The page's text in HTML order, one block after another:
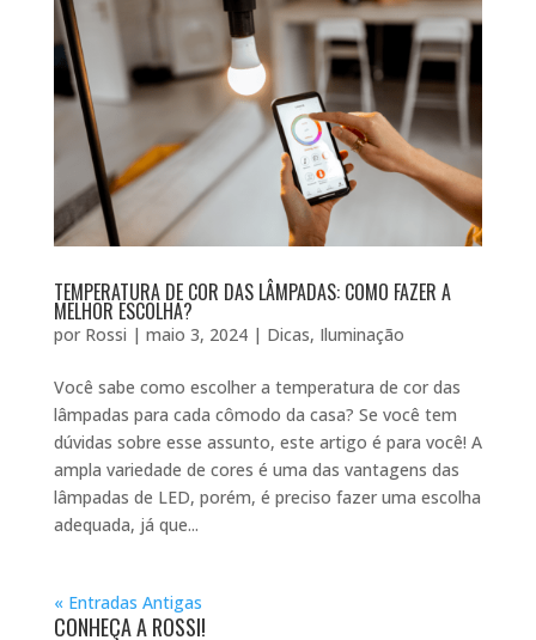
TEMPERATURA DE COR DAS LÂMPADAS: COMO FAZER A
MELHOR ESCOLHA?
por Rossi | maio 3, 2024| Dicas, Iluminação
Você sabe como escolher a temperatura de cor das
lâmpadas para cada cômodo da casa? Se você tem
dúvidas sobre esse assunto, este artigo é para você! A
ampla variedade de cores é uma das vantagens das
lâmpadas de LED, porém, é preciso fazer uma escolha
adequada, já que...
« Entradas Antigas
CONHEÇA A ROSSI!